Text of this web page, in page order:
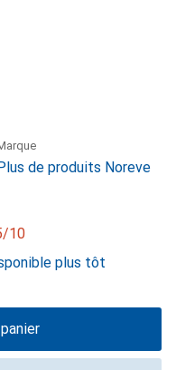
de produits Noreve
10
plus tôt